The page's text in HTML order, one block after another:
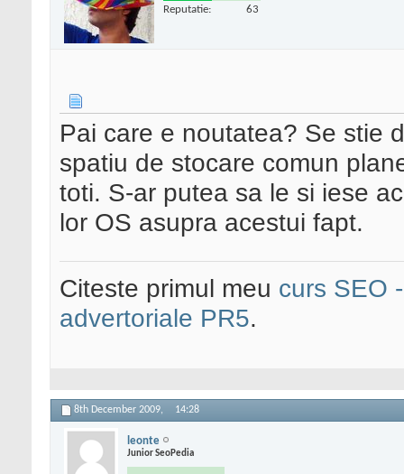
Reputatie: 63
Pai care e noutatea? Se stie
spatiu de stocare comun
toti. S-ar putea sa le si iese
lor OS asupra acestui fapt.
Citeste primul meu curs SEO
advertoriale PR5.
8th December 2009, 14:28
leonte
Junior SeoPedia